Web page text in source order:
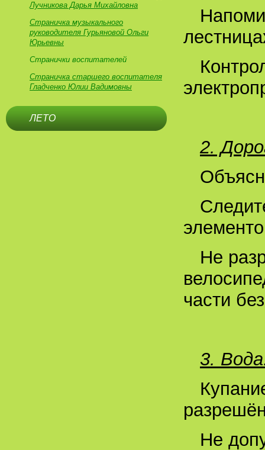
Лучникова Дарья Михайловна
Страничка музыкального
руководителя Гурьяновой Ольги
Юрьевны
Странички воспитателей
Страничка старшего воспитателя
Гладченко Юлии Вадимовны
ЛЕТО
2.
Не
части
3.
Не